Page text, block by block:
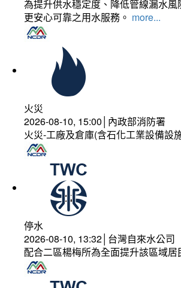
為提升供水穩定度、降低管線漏水
更安心可靠之用水服務。 more...
火災
2026-08-10, 15:00│內政部消防署
火災-工廠及倉庫(含石化工業設備設
停水
2026-08-10, 13:32│台灣自來水公司
配合二區楊梅所為全面提升該區域